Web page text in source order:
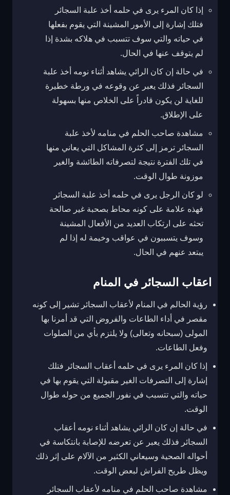
إذا كان المرء يرى في حلمه أخذ علبة السجائر
فتلك إشارة إلى الأمور المشينة التي يقوم بفعلها
في حياته والتي سوف تتسبب في هلاكه بشدة إذا
لم يتوقف عنها في الحال.
في حالة إن كان الرائي يشاهد أثناء نومه أخذ علبة
السجائر فذلك يعبر عن وقوعه في ورطة خطيرة
للغاية لن يكون قادراً على الخلاص منها بسهولة
على الإطلاق.
مشاهدة صاحب الحلم في منامه لأخذ علبة
السجائر ترمز إلى كثرة المشاكل التي يعاني منها
في تلك الفترة نتيجة لتصرفاته الطائشة والغير
موزونة طوال الوقت.
لو كان الرجل يرى في حلمه أخذ علبة السجائر
فهذه علامة على كونه محاط بصحبة غير صالحة
تحثه على ارتكاب العديد من الأفعال المشينة
وسوف يتسببون في عواقب وخيمة له إذا لم
يبتعد عنهم في الحال.
اعقاب السجائر في المنام
رؤية الحالم في المنام لأعقاب السجائر تشير إلى كونه
مقصر في أداء الطاعات والفروض التي قد أمرنا بها
المولى (سبحانه وتعالى) ولا يلتزم بأي من الصلوات
وفعل الطاعات.
إذا كان المرء يرى في حلمه أعقاب السجائر فتلك
إشارة إلى التصرفات الغير مقبولة التي يقوم بها في
حياته والتي تتسبب في نفور الجميع من حوله طوال
الوقت.
في حالة إن كان الرائي يشاهد أثناء نومه أعقاب
السجائر فذلك يعبر عن تعرضه للإصابة بانتكاسة في
أحواله الصحية وسيعاني الكثير من الآلام على إثر ذلك
ويظل طريح الفراش لبعض الوقت.
مشاهدة صاحب الحلم في منامه لأعقاب السجائر